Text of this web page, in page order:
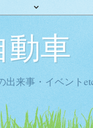
動車
出来事・イベント